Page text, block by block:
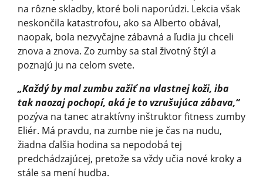
na rôzne skladby, ktoré boli naporúdzi. Lekcia však
neskončila katastrofou, ako sa Alberto obával,
naopak, bola nezvyčajne zábavná a ľudia ju chceli
znova a znova. Zo zumby sa stal životný štýl a
poznajú ju na celom svete.
„Každý by mal zumbu zažiť na vlastnej koži, iba
tak naozaj pochopí, aká je to vzrušujúca zábava,“
pozýva na tanec atraktívny inštruktor fitness zumby
Eliér. Má pravdu, na zumbe nie je čas na nudu,
žiadna ďalšia hodina sa nepodobá tej
predchádzajúcej, pretože sa vždy učia nové kroky a
stále sa mení hudba.